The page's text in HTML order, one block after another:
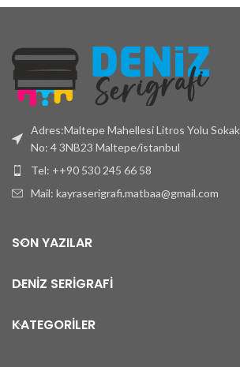
Adres:Maltepe Mahellesi Litros Yolu
No: 4 3NB23 Maltepe/istanbul
Tel: ++90 530 245 66 58
Mail: kayraserigrafi.matbaa@gmail.com
SON YAZILAR
DENİZ SERİGRAFİ
KATEGORİLER